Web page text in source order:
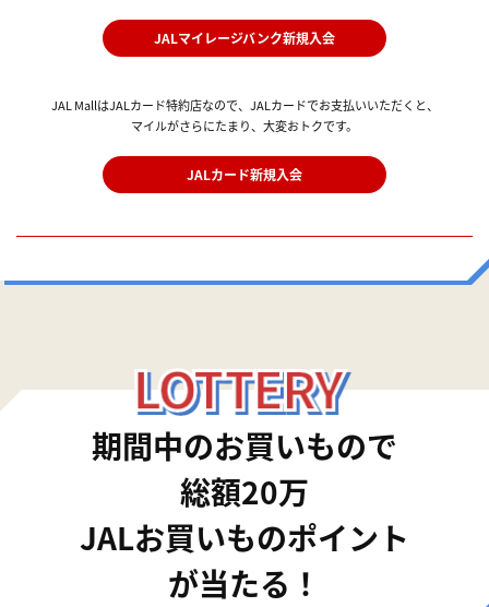
JALマイレージバンク新規入会
JAL MallはJALカード特約店なので、JALカードでお支払いいただくと、
マイルがさらにたまり、大変おトクです。
JALカード新規入会
期間中のお買いもので
総額20万
JALお買いものポイント
が当たる！